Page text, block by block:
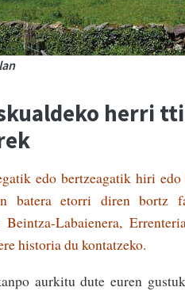
herri
edo bertzeagatik hiri
batera etorri diren bortz
Beintza-Labaienera,
historia du kontatzeko.
aurkitu dute euren